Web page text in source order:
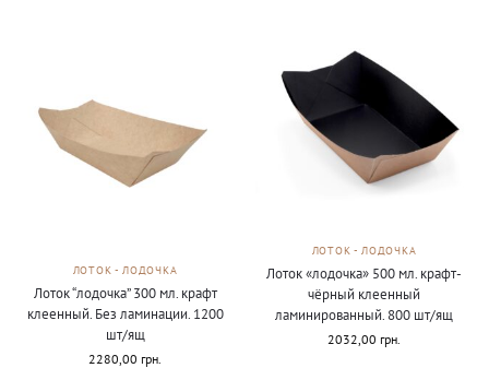
ЛОТОК - ЛОДОЧКА
Лоток “лодочка” 300 мл. крафт
клеенный. Без ламинации. 1200
шт/ящ
2280,00 грн.
ЛОТОК - ЛОДОЧКА
Лоток «лодочка» 500 мл. крафт-
чёрный клеенный
ламинированный. 800 шт/ящ
2032,00 грн.